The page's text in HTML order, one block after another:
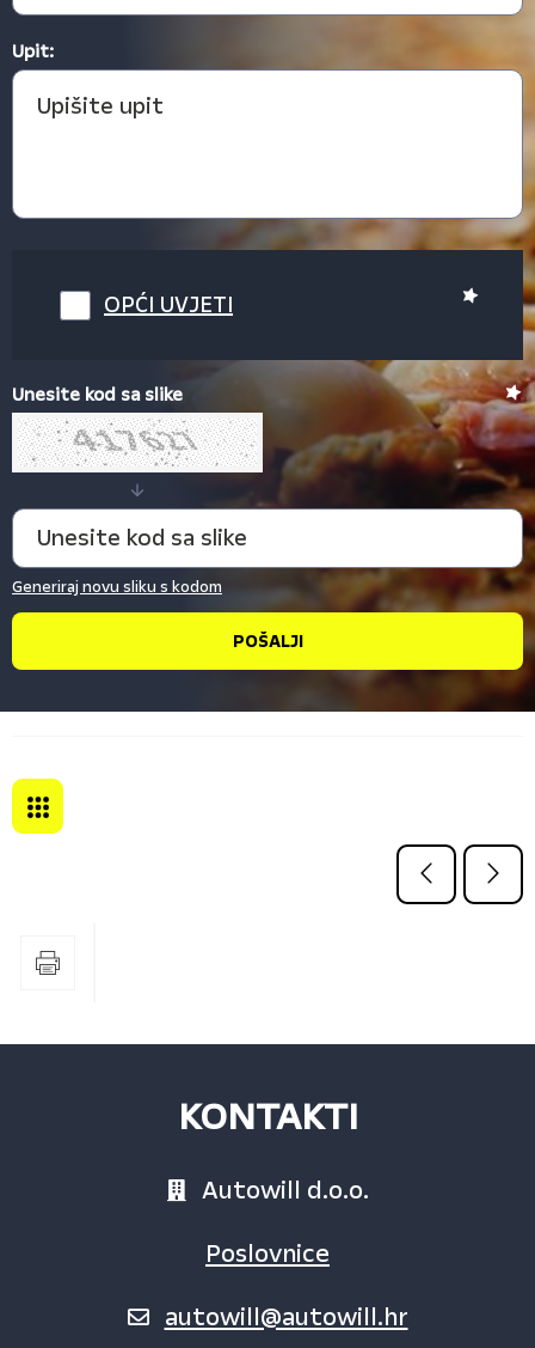
Upit:
OPĆI UVJETI
Generiraj novu sliku s kodom
Unesite kod sa slike
KONTAKTI
Autowill d.o.o.
Poslovnice
autowill@autowill.hr